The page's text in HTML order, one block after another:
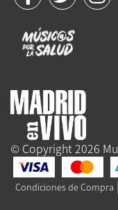
© Copyright 2026
Condiciones de Compra |